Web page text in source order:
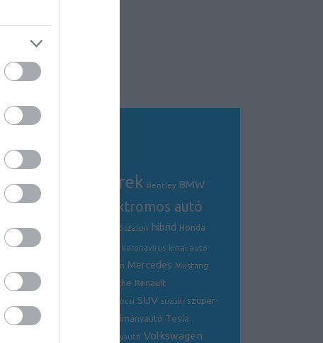
AMG Audi autós hírek Bentley BMW
elektromos autó
Ferrari genfi autószalon hibrid Honda
hyundai koronavírus kínai autó
McLaren Mercedes Mustang
Nissan Porsche Renault
sportkocsi SUV suzuki szuper-
sportkocsi
tanulmányautó Tesla
versenyautó Volkswagen